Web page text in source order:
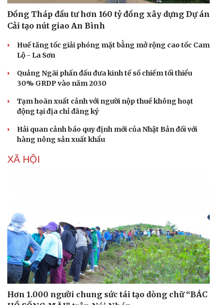
Văn hóa
Sân khấu - Điện ảnh
Âm nhạc
Di sản
Giải trí
Sao Việt
Đồng Tháp đầu tư hơn 160 tỷ đồng xây dựng Dự án
Cải tạo nút giao An Bình
Huế tăng tốc giải phóng mặt bằng mở rộng cao tốc Cam
Lộ - La Sơn
Quảng Ngãi phấn đấu đưa kinh tế số chiếm tối thiểu
30% GRDP vào năm 2030
Tạm hoãn xuất cảnh với người nộp thuế không hoạt
động tại địa chỉ đăng ký
Hải quan cảnh báo quy định mới của Nhật Bản đối với
hàng nông sản xuất khẩu
XÃ HỘI
Hơn 1.000 người chung sức tái tạo dòng chữ “BÁC